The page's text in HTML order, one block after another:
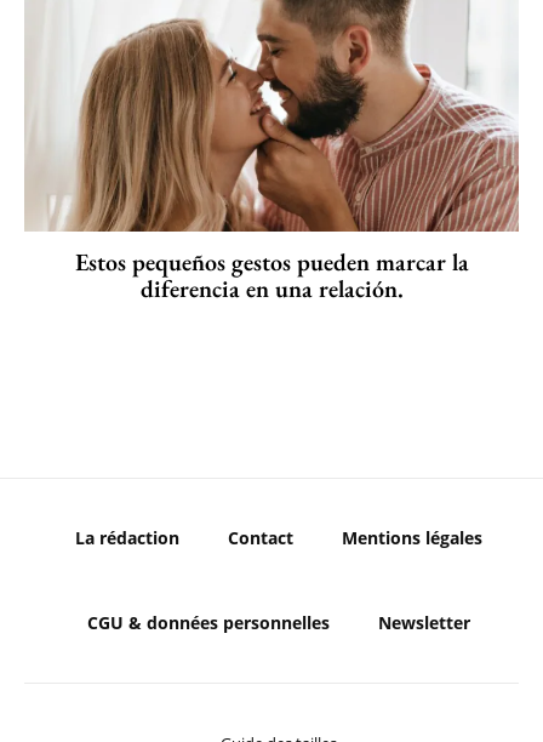
Estos pequeños gestos pueden marcar la
diferencia en una relación.
La rédaction Contact Mentions légales
CGU & données personnelles Newsletter